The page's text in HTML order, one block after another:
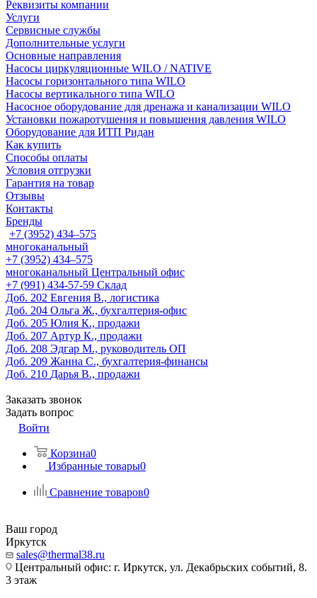
Реквизиты компании
Услуги
Сервисные службы
Дополнительные услуги
Основные направления
Насосы циркуляционные WILO / NATIVE
Насосы горизонтального типа WILO
Насосы вертикального типа WILO
Насосное оборудование для дренажа и канализации WILO
Установки пожаротушения и повышения давления WILO
Оборудование для ИТП Ридан
Как купить
Способы оплаты
Условия отгрузки
Гарантия на товар
Отзывы
Контакты
Бренды
+7 (3952) 434‒575
многоканальный
+7 (3952) 434‒575
многоканальный Центральный офис
‎+7 (991) 434-57-59 Склад
Доб. 202 Евгения В., логистика
Доб. 204 Ольга Ж., бухгалтерия-офис
Доб. 205 Юлия К., продажи
Доб. 207 Артур К., продажи
Доб. 208 Эдгар М., руководитель ОП
Доб. 209 Жанна С., бухгалтерия-финансы
Доб. 210 Дарья В., продажи
Заказать звонок
Задать вопрос
Войти
Корзина0
Избранные товары0
Сравнение товаров0
Ваш город
Иркутск
sales@thermal38.ru
Центральный офис: г. Иркутск, ул. Декабрьских событий, 8.
3 этаж